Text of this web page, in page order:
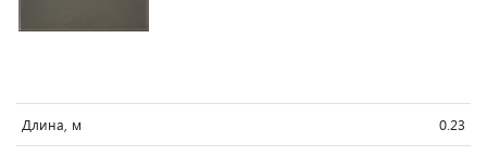
Длина, м 0.23